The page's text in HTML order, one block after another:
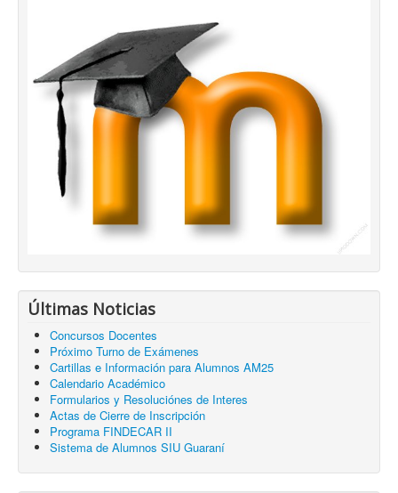
Últimas Noticias
Concursos Docentes
Próximo Turno de Exámenes
Cartillas e Información para Alumnos AM25
Calendario Académico
Formularios y Resoluciónes de Interes
Actas de Cierre de Inscripción
Programa FINDECAR II
Sistema de Alumnos SIU Guaraní